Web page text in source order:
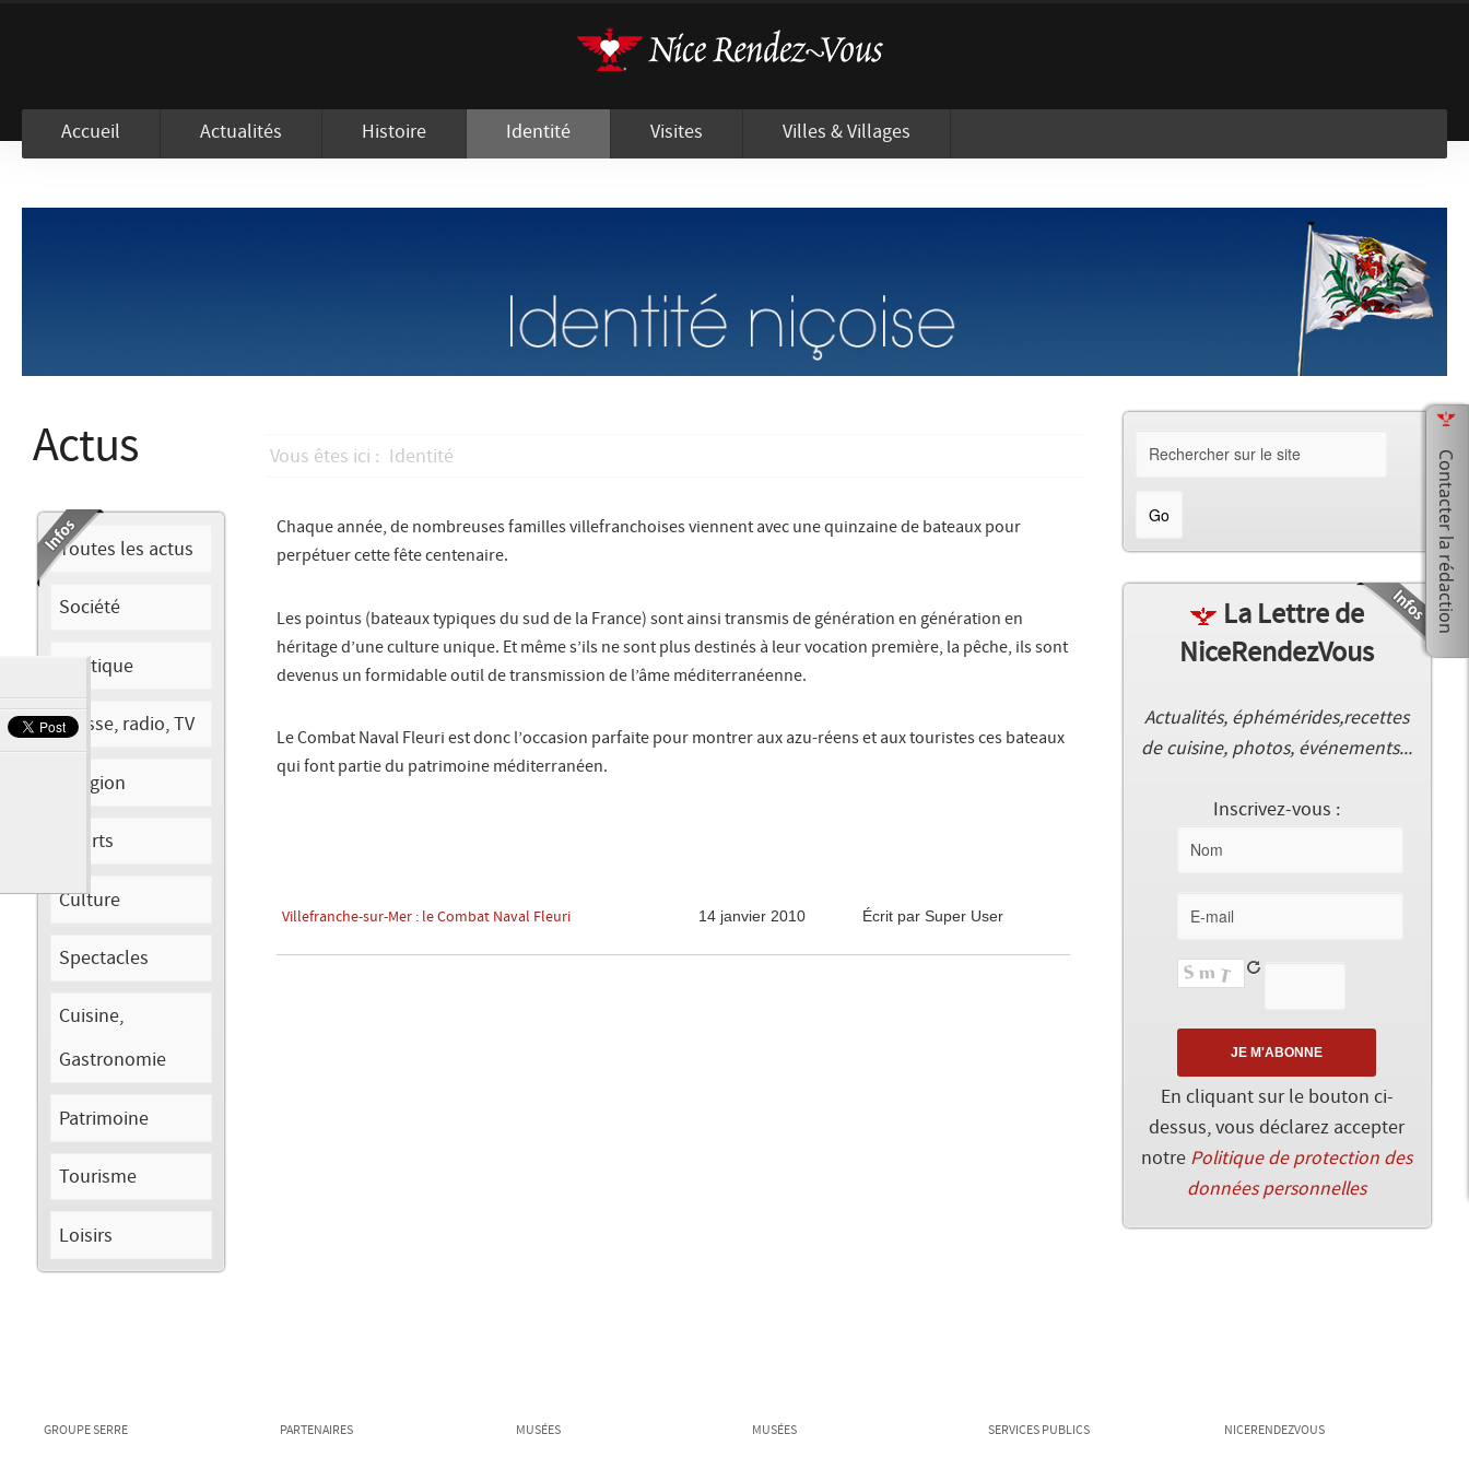
Accueil Actualités Histoire Identité Visites Villes & Villages
Actus
Toutes les actus
Société
Politique
Presse, radio, TV
Religion
Sports
Culture
Spectacles
Cuisine,
Gastronomie
Patrimoine
Tourisme
Loisirs
Vous êtes ici : Identité
Chaque année, de nombreuses familles villefranchoises viennent avec une quinzaine de bateaux pour
perpétuer cette fête centenaire.
Les pointus (bateaux typiques du sud de la France) sont ainsi transmis de génération en génération en
héritage d’une culture unique. Et même s’ils ne sont plus destinés à leur vocation première, la pêche, ils sont
devenus un formidable outil de transmission de l’âme méditerranéenne.
Le Combat Naval Fleuri est donc l’occasion parfaite pour montrer aux azu-réens et aux touristes ces bateaux
qui font partie du patrimoine méditerranéen.
Villefranche-sur-Mer : le Combat Naval Fleuri 14 janvier 2010 Écrit par Super User
La Lettre de
NiceRendezVous
Actualités, éphémérides,recettes
de cuisine, photos, événements...
Inscrivez-vous :
En cliquant sur le bouton ci-
dessus, vous déclarez accepter
notre Politique de protection des
données personnelles
GROUPE SERRE PARTENAIRES MUSÉES MUSÉES SERVICES PUBLICS NICERENDEZVOUS